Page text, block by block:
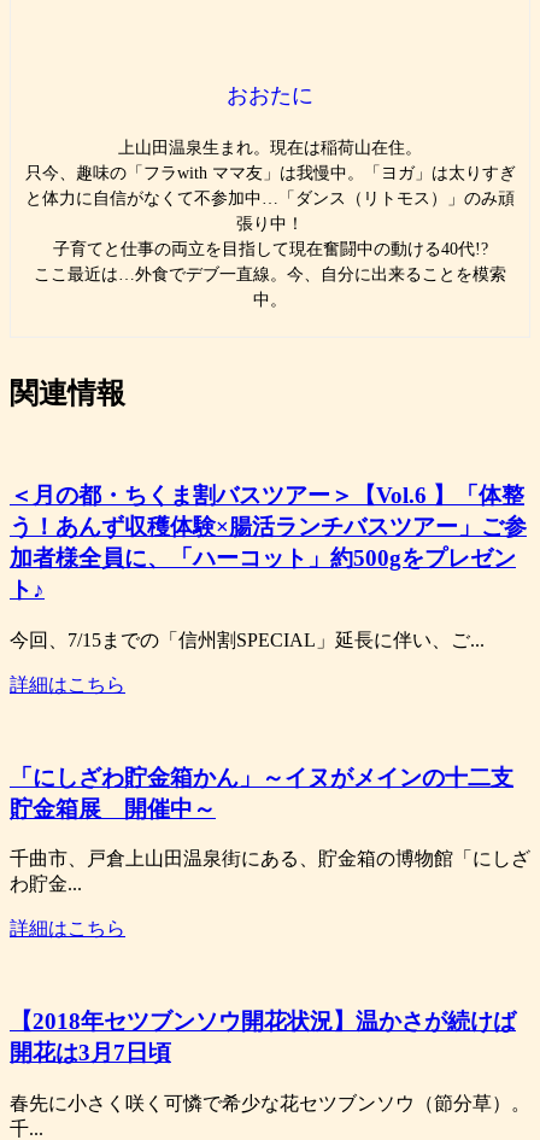
おおたに
上山田温泉生まれ。現在は稲荷山在住。
只今、趣味の「フラwith ママ友」は我慢中。「ヨガ」は太りすぎ
と体力に自信がなくて不参加中…「ダンス（リトモス）」のみ頑
張り中！
子育てと仕事の両立を目指して現在奮闘中の動ける40代!?
ここ最近は…外食でデブ一直線。今、自分に出来ることを模索
中。
関連情報
＜月の都・ちくま割バスツアー＞【Vol.6 】「体整
う！あんず収穫体験×腸活ランチバスツアー」ご参
加者様全員に、「ハーコット」約500gをプレゼン
ト♪
今回、7/15までの「信州割SPECIAL」延長に伴い、ご...
詳細はこちら
「にしざわ貯金箱かん」～イヌがメインの十二支
貯金箱展 開催中～
千曲市、戸倉上山田温泉街にある、貯金箱の博物館「にしざ
わ貯金...
詳細はこちら
【2018年セツブンソウ開花状況】温かさが続けば
開花は3月7日頃
春先に小さく咲く可憐で希少な花セツブンソウ（節分草）。
千...